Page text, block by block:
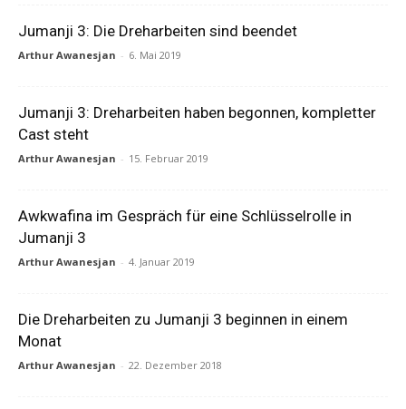
Jumanji 3: Die Dreharbeiten sind beendet
Arthur Awanesjan - 6. Mai 2019
Jumanji 3: Dreharbeiten haben begonnen, kompletter
Cast steht
Arthur Awanesjan - 15. Februar 2019
Awkwafina im Gespräch für eine Schlüsselrolle in
Jumanji 3
Arthur Awanesjan - 4. Januar 2019
Die Dreharbeiten zu Jumanji 3 beginnen in einem
Monat
Arthur Awanesjan - 22. Dezember 2018